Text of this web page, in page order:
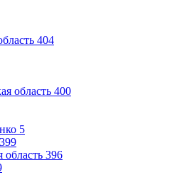
404
область 400
5
399
область 396